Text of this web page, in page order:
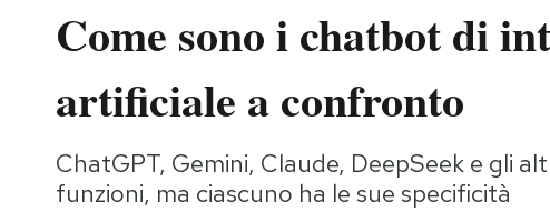
Storie/Idee
Ok Boomer!
Come sono i chatbot di
artificiale a confronto
ChatGPT, Gemini, Claude, DeepSeek e gli
funzioni, ma ciascuno ha le sue specificità